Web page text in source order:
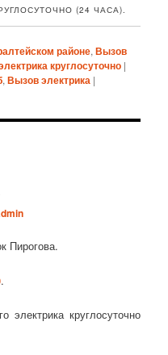
(24 ЧАСА).
районе,Вызов
круглосуточно |
,Вызов электрика |
Пирогова.
.
электрика круглосуточно